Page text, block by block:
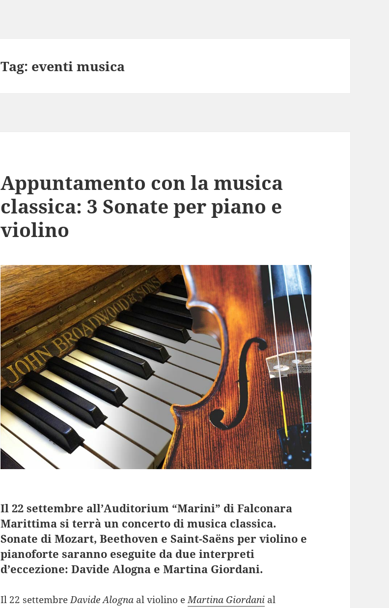
Tag: eventi musica
Appuntamento con la musica
classica: 3 Sonate per piano e
violino
Il 22 settembre all’Auditorium “Marini” di Falconara
Marittima si terrà un concerto di musica classica.
Sonate di Mozart, Beethoven e Saint-Saëns per violino e
pianoforte saranno eseguite da due interpreti
d’eccezione: Davide Alogna e Martina Giordani.
Il 22 settembreDavide Alogna al violino eMartina Giordani al